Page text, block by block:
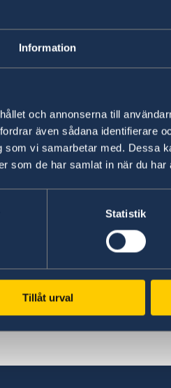
Information
och annonserna till
även sådana identifierare
vi samarbetar med. Dessa
som de har samlat in när du har
Statistik
Tillåt urval
за биометрички
испраќање на порака на
së COVID-19,
VETËM ATA
21 tetor. Vizitorë PA
për të lënë shenjat
duke dërguar email në